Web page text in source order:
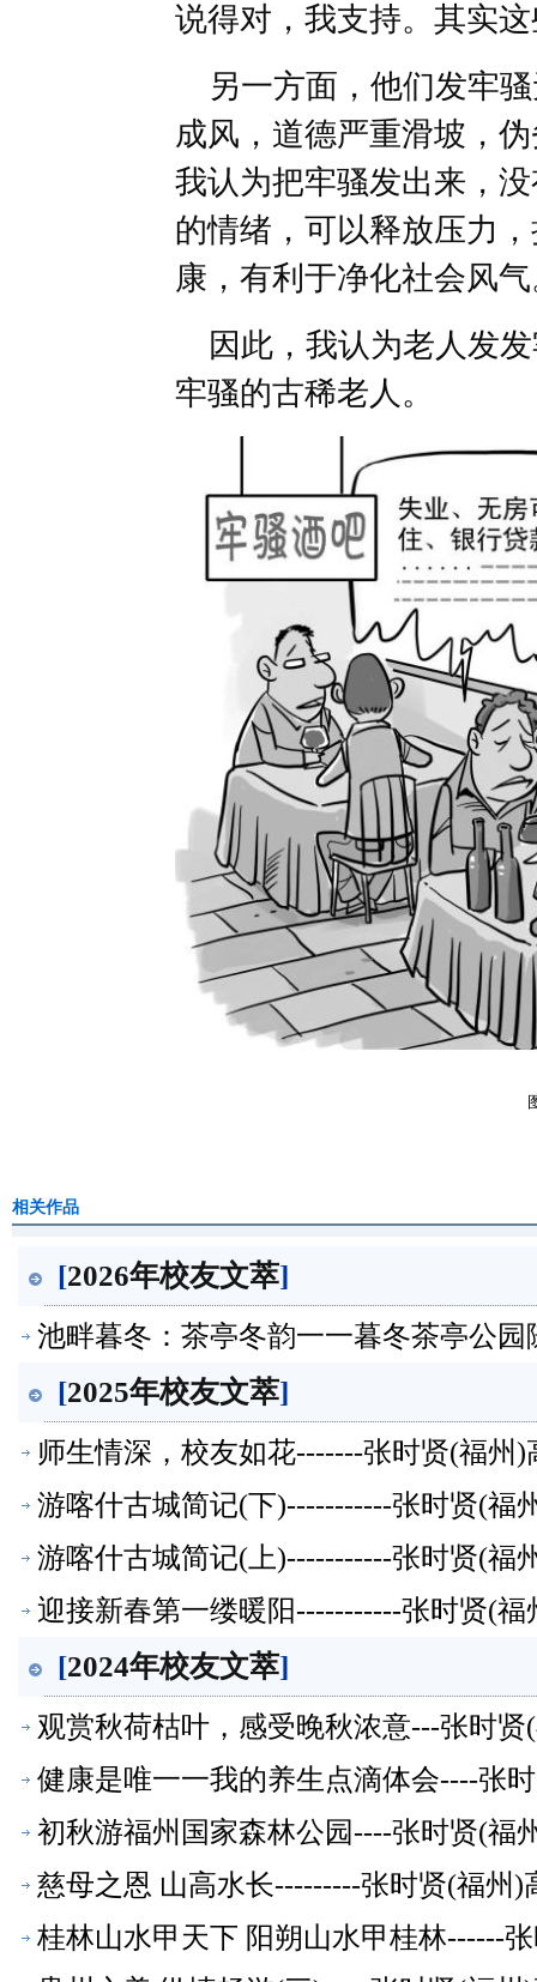
说得对，我支持。其实
另一方面，他们发牢
成风，道德严重滑坡，
我认为把牢骚发出来，
的情绪，可以释放压力
康，有利于净化社会风
因此，我认为老人发
牢骚的古稀老人。
相关作品
[2026年校友文萃]
池畔暮冬：茶亭冬韵一一暮冬茶亭公
[2025年校友文萃]
师生情深，校友如花-------张时贤(福州
游喀什古城简记(下)-----------张时贤(福
游喀什古城简记(上)-----------张时贤(福
迎接新春第一缕暖阳-----------张时贤(
[2024年校友文萃]
观赏秋荷枯叶，感受晚秋浓意---张时
健康是唯一一我的养生点滴体会----张
初秋游福州国家森林公园----张时贤(福
慈母之恩 山高水长---------张时贤(福州)
桂林山水甲天下 阳朔山水甲桂林------